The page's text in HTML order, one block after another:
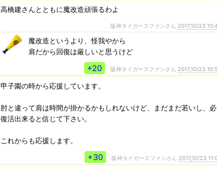
高橋建さんとともに魔改造頑張るわよ
阪神タイガースファンさん 2017,10/23
魔改造というより、怪我やから
肩だから回復は厳しいと思うけど
+20 阪神タイガースファンさん 2017,10/23
甲子園の時から応援しています。
肘と違って肩は時間が掛かるかもしれないけど、まだまだ若いし、
復活出来ると信じて下さい。
これからも応援します。
+30 阪神タイガースファンさん 2017,10/23